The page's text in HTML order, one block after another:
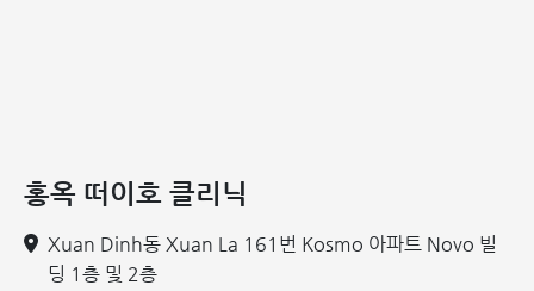
홍옥 떠이호 클리닉
Xuan Dinh동 Xuan La 161번 Kosmo 아파트 Novo 빌
딩 1층 및 2층